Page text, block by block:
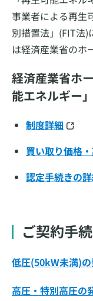
事業者による再生
別措置法」(FIT法)
は経済産業省のホ
経済産業省ホ
能エネルギー」
制度詳細
買い取り価格
認定手続きの
ご契約手
低圧(50kW未満)
高圧・特別高圧の